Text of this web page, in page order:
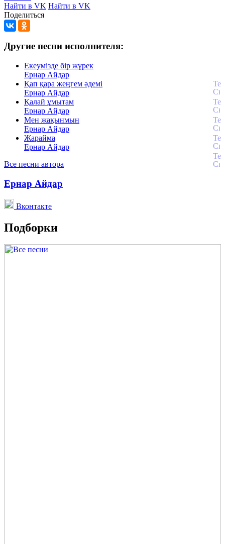
Найти в VK Найти в VK
Поделиться
Другие песни исполнителя:
Екеумізде бір жүрек
Ернар Айдар
Қап қара жеңгем әдемі
Ернар Айдар
Қалай ұмытам
Ернар Айдар
Мен жақынмын
Ернар Айдар
Жарайма
Ернар Айдар
Все песни автора
Ернар Айдар
Вконтакте
Подборки